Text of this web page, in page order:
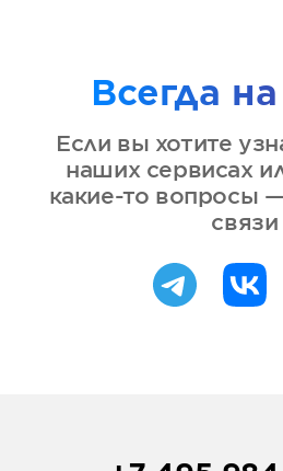
Всегда
Если вы хотите
наших сервисах
какие-то вопросы
связи